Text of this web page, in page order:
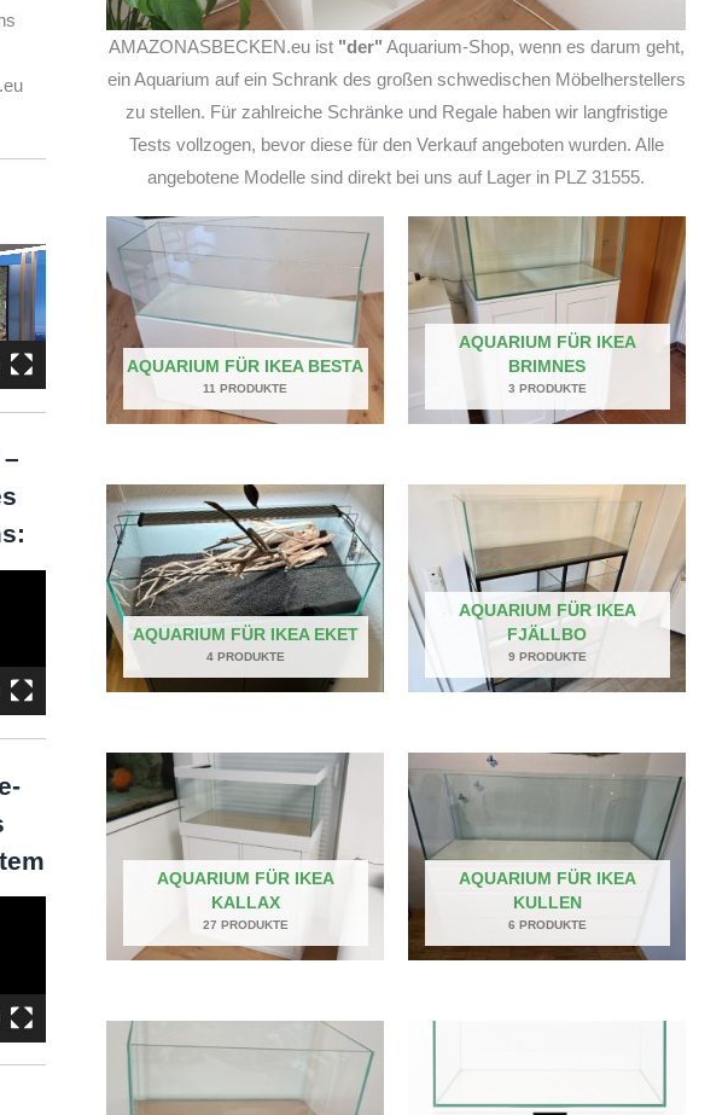
AMAZONASBECKEN.eu ist "der" Aquarium-Shop, wenn es darum geht,
ein Aquarium auf ein Schrank des großen schwedischen Möbelherstellers
zu stellen. Für zahlreiche Schränke und Regale haben wir langfristige
Tests vollzogen, bevor diese für den Verkauf angeboten wurden. Alle
angebotene Modelle sind direkt bei uns auf Lager in PLZ 31555.
AQUARIUM FÜR IKEA BESTA
11 PRODUKTE
AQUARIUM FÜR IKEA
BRIMNES
3 PRODUKTE
AQUARIUM FÜR IKEA EKET
4 PRODUKTE
AQUARIUM FÜR IKEA
FJÄLLBO
9 PRODUKTE
AQUARIUM FÜR IKEA
KALLAX
27 PRODUKTE
AQUARIUM FÜR IKEA
KULLEN
6 PRODUKTE